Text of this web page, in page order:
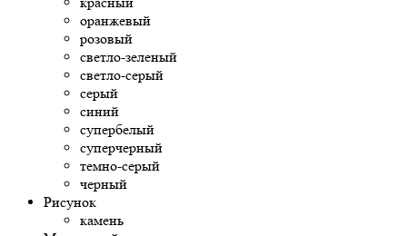
оранжевый
розовый
светло-зеленый
светло-серый
серый
синий
супербелый
суперчерный
темно-серый
черный
Рисунок
камень